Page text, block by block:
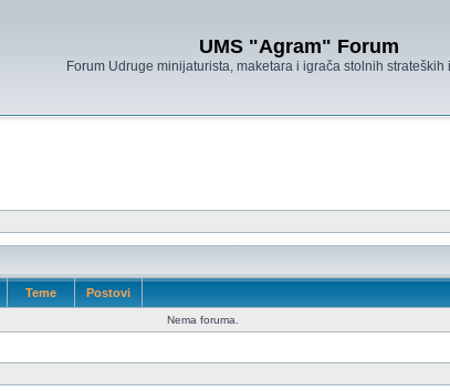
UMS "Agram" Forum
Forum Udruge minijaturista, maketara i igrača stolnih strateških
Teme Postovi
Nema foruma.